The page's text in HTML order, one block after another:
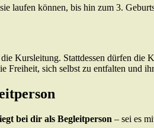
laufen können, bis hin zum 3.
Kursleitung. Stattdessen dürfen
sich selbst zu entfalten und
bei dir als Begleitperson – sei es